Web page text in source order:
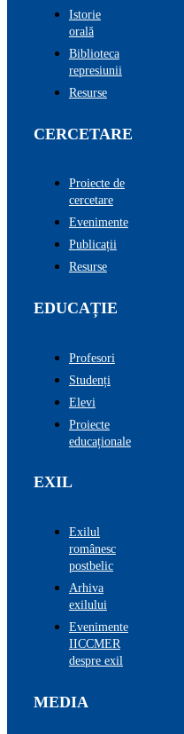
Istorie
orală
Biblioteca
represiunii
Resurse
CERCETARE
Proiecte de
cercetare
Evenimente
Publicații
Resurse
EDUCAȚIE
Profesori
Studenți
Elevi
Proiecte
educaționale
EXIL
Exilul
românesc
postbelic
Arhiva
exilului
Evenimente
IICCMER
despre exil
MEDIA